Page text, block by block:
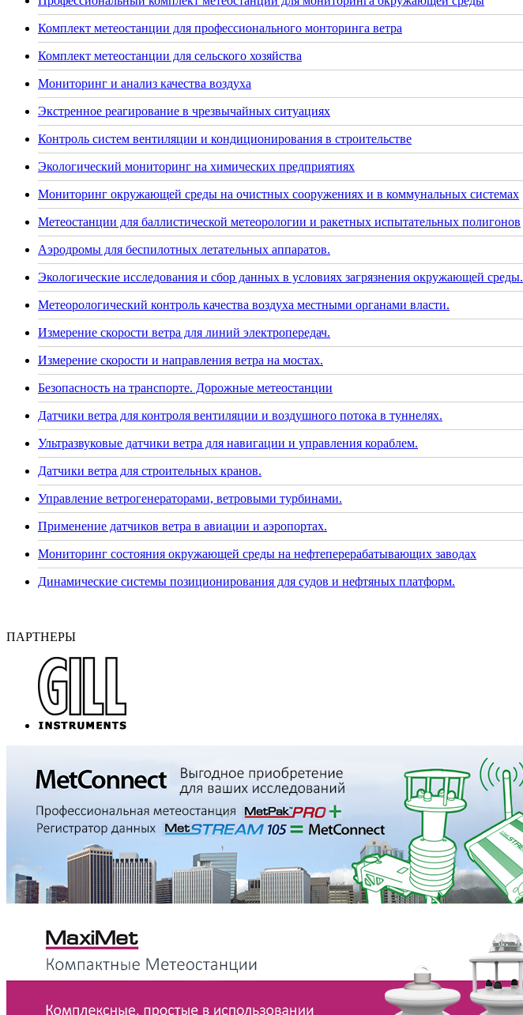
Комплект метеостанции для профессионального монторинга ветра
Комплект метеостанции для сельского хозяйства
Мониторинг и анализ качества воздуха
Экстренное реагирование в чрезвычайных ситуациях
Контроль систем вентиляции и кондиционирования в строительстве
Экологический мониторинг на химических предприятиях
Мониторинг окружающей среды на очистных сооружениях и в коммунальных системах
Метеостанции для баллистической метеорологии и ракетных испытательных полигонов
Аэродромы для беспилотных летательных аппаратов.
Экологические исследования и сбор данных в условиях загрязнения окружающей среды.
Метеорологический контроль качества воздуха местными органами власти.
Измерение скорости ветра для линий электропередач.
Измерение скорости и направления ветра на мостах.
Безопасность на транспорте. Дорожные метеостанции
Датчики ветра для контроля вентиляции и воздушного потока в туннелях.
Ультразвуковые датчики ветра для навигации и управления кораблем.
Датчики ветра для строительных кранов.
Управление ветрогенераторами, ветровыми турбинами.
Применение датчиков ветра в авиации и аэропортах.
Мониторинг состояния окружающей среды на нефтеперерабатывающих заводах
Динамические системы позиционирования для судов и нефтяных платформ.
ПАРТНЕРЫ